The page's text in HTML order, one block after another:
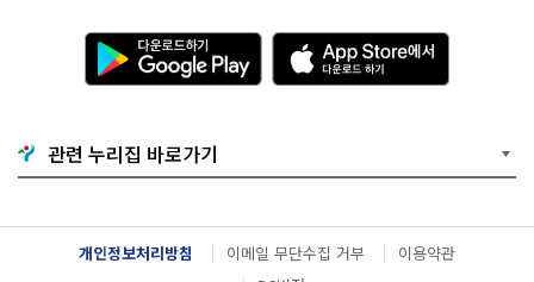
다
운
로
기
G
o
g
l
e
A
p
p
e
서
다
운
관련 누리집 바로가기
개인정보처리방침 이메일 무단수집 거부
이용약관